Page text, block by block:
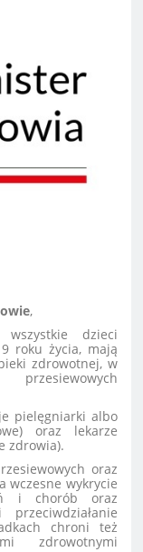
,
dzieci
roku życia, mają
zdrowotnej, w
pielęgniarki albo
oraz lekarze
zdrowia).
oraz
wczesne wykrycie
i chorób oraz
chroni też
zdrowotnymi